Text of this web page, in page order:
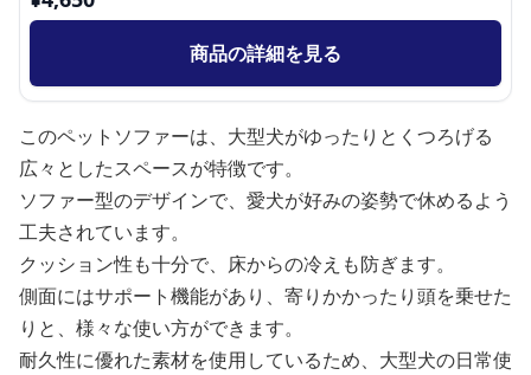
商品の詳細を見る
このペットソファーは、大型犬がゆったりとくつろげる
広々としたスペースが特徴です。
ソファー型のデザインで、愛犬が好みの姿勢で休めるよう
工夫されています。
クッション性も十分で、床からの冷えも防ぎます。
側面にはサポート機能があり、寄りかかったり頭を乗せた
りと、様々な使い方ができます。
耐久性に優れた素材を使用しているため、大型犬の日常使